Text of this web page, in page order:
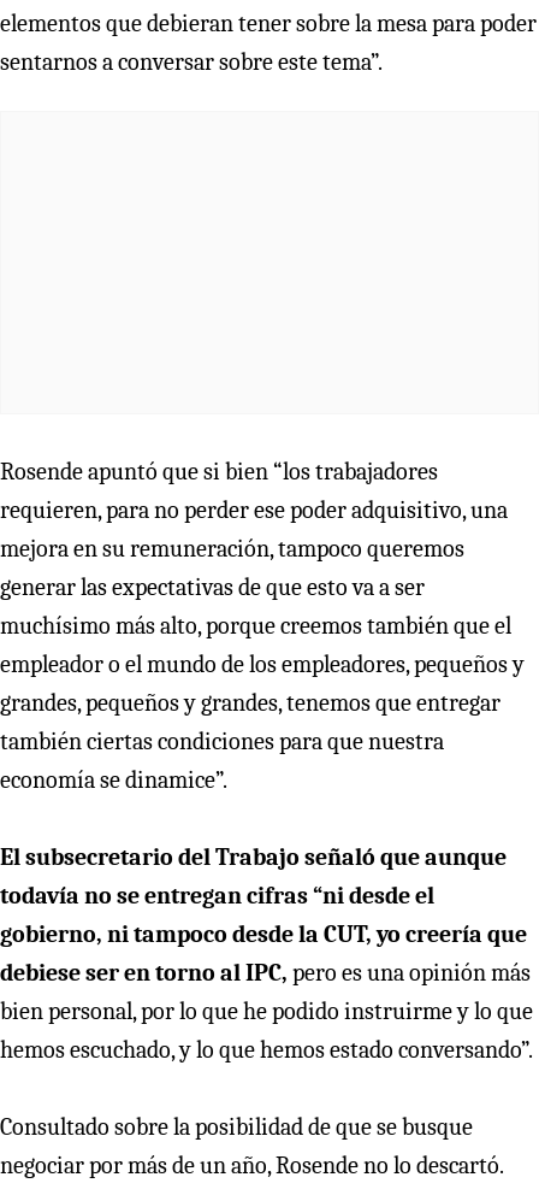
elementos que debieran tener sobre la mesa para poder
sentarnos a conversar sobre este tema”.
Rosende apuntó que si bien “los trabajadores
requieren, para no perder ese poder adquisitivo, una
mejora en su remuneración, tampoco queremos
generar las expectativas de que esto va a ser
muchísimo más alto, porque creemos también que el
empleador o el mundo de los empleadores, pequeños y
grandes, pequeños y grandes, tenemos que entregar
también ciertas condiciones para que nuestra
economía se dinamice”.
El subsecretario del Trabajo señaló que aunque
todavía no se entregan cifras “ni desde el
gobierno, ni tampoco desde la CUT, yo creería que
debiese ser en torno al IPC, pero es una opinión más
bien personal, por lo que he podido instruirme y lo que
hemos escuchado, y lo que hemos estado conversando”.
Consultado sobre la posibilidad de que se busque
negociar por más de un año, Rosende no lo descartó.